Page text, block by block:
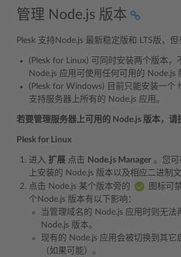
管理 Node.js 版本
Plesk 支持Node.js 最新稳定版和 LTS版，但
(Plesk for Linux) 可同时安装两个版本，
Node.js 应用可使用任何可用的 Node.js
(Plesk for Windows) 目前只能安装一个
支持服务器上所有的 Node.js 应用。
若要管理服务器上可用的 Node.js 版本，请
Plesk for Linux
进入 扩展 点击 Node.js Manager 。您可
上安装的 Node.js 版本以及相应二进制
点击 Node.js 某个版本旁的
图标可
个Node.js 版本有以下影响：
当管理域名的 Node.js 应用时则无法
Node.js 版本。
现有的 Node.js 应用会被切换到其它
（如果可能）。